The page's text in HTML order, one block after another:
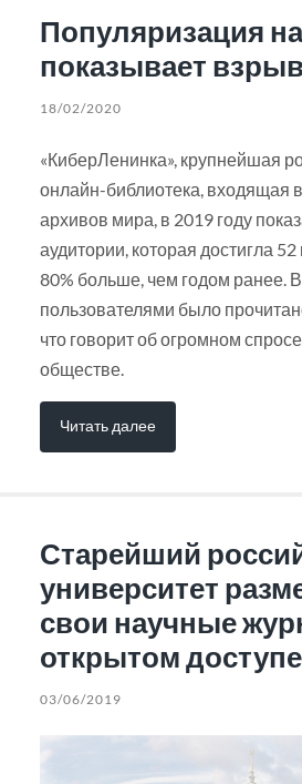
Популяризация
показывает
18/02/2020
«КиберЛенинка», крупнейшая
онлайн-библиотека, входящая
архивов мира, в 2019 году
аудитории, которая достигла
80% больше, чем годом ранее.
пользователями было
что говорит об огромном
обществе.
Читать далее
Старейший
университет
свои научные
открытом доступе
03/06/2019